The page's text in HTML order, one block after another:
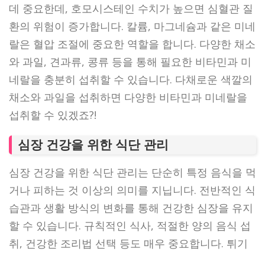
데 중요한데, 호모시스테인 수치가 높으면 심혈관 질
환의 위험이 증가합니다. 칼륨, 마그네슘과 같은 미네
랄은 혈압 조절에 중요한 역할을 합니다. 다양한 채소
와 과일, 견과류, 콩류 등을 통해 필요한 비타민과 미
네랄을 충분히 섭취할 수 있습니다. 다채로운 색깔의
채소와 과일을 섭취하면 다양한 비타민과 미네랄을
섭취할 수 있겠죠?!
심장 건강을 위한 식단 관리
심장 건강을 위한 식단 관리는 단순히 특정 음식을 먹
거나 피하는 것 이상의 의미를 지닙니다. 전반적인 식
습관과 생활 방식의 변화를 통해 건강한 심장을 유지
할 수 있습니다. 규칙적인 식사, 적절한 양의 음식 섭
취, 건강한 조리법 선택 등도 매우 중요합니다. 튀기